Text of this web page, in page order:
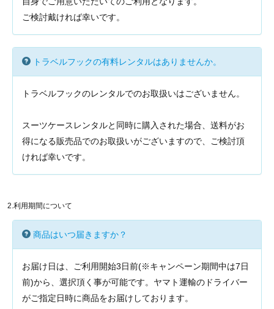
ご検討戴ければ幸いです。
トラベルフックの有料レンタルはありませんか。
トラベルフックのレンタルでのお取扱いはございません。
スーツケースレンタルと同時に購入された場合、送料がお
得になる販売品でのお取扱いがございますので、ご検討頂
ければ幸いです。
2.利用期間について
商品はいつ届きますか？
お届け日は、ご利用開始3日前(※キャンペーン期間中は7日
前)から、選択頂く事が可能です。ヤマト運輸のドライバー
がご指定日時に商品をお届けしております。